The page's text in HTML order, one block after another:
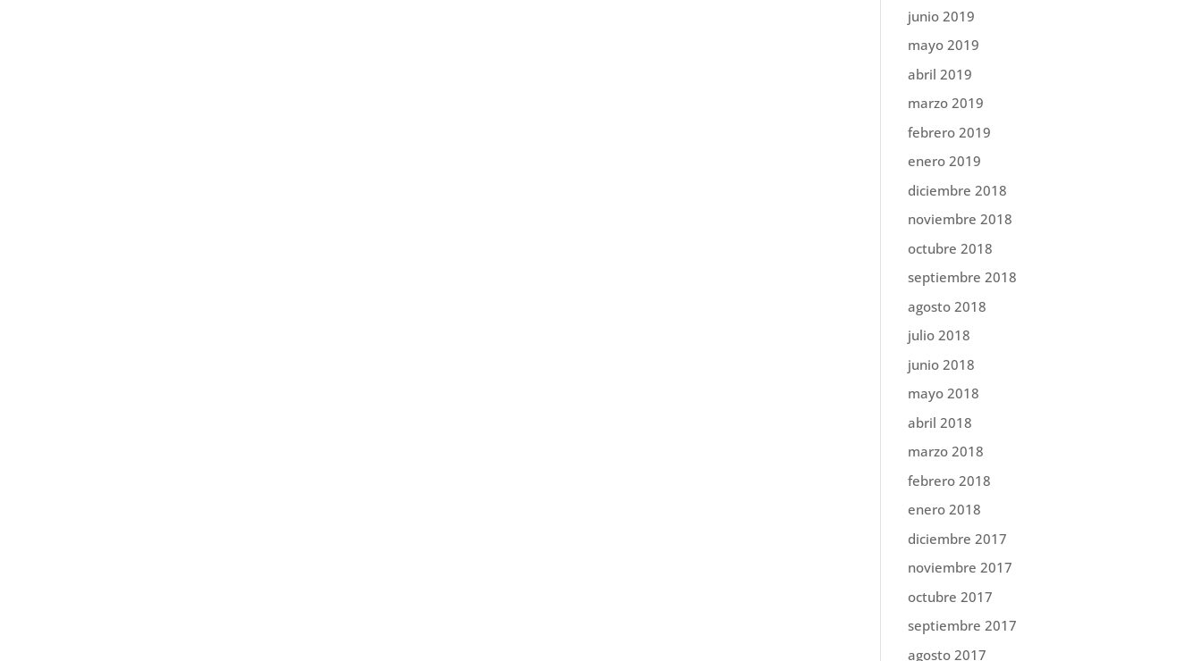
junio 2019
mayo 2019
abril 2019
marzo 2019
febrero 2019
enero 2019
diciembre 2018
noviembre 2018
octubre 2018
septiembre 2018
agosto 2018
julio 2018
junio 2018
mayo 2018
abril 2018
marzo 2018
febrero 2018
enero 2018
diciembre 2017
noviembre 2017
octubre 2017
septiembre 2017
agosto 2017